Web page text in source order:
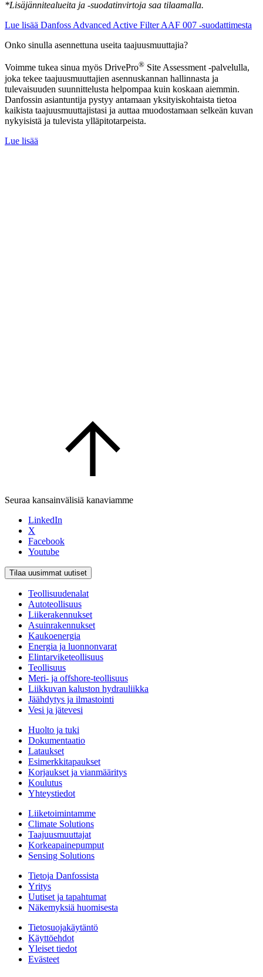
*Lisäjännitealueita ja -suodatinvirtoja saa tilaamalla.
Lue lisää Danfoss Advanced Active Filter AAF 007 -suodattimesta
Onko sinulla asennettuna useita taajuusmuuttajia?
Voimme tukea sinua myös DrivePro® Site Assessment -palvelulla,
joka tekee taajuusmuuttajien asennuskannan hallinnasta ja
tulevaisuuden suunnittelusta helpompaa kuin koskaan aiemmin.
Danfossin asiantuntija pystyy antamaan yksityiskohtaista tietoa
kaikista taajuusmuuttajistasi ja auttaa muodostamaan selkeän kuvan
nykyisistä ja tulevista ylläpitotarpeista.
Lue lisää
Seuraa kansainvälisiä kanaviamme
LinkedIn
X
Facebook
Youtube
Tilaa uusimmat uutiset
Teollisuudenalat
Autoteollisuus
Liikerakennukset
Asuinrakennukset
Kaukoenergia
Energia ja luonnonvarat
Elintarviketeollisuus
Teollisuus
Meri- ja offshore-teollisuus
Liikkuvan kaluston hydrauliikka
Jäähdytys ja ilmastointi
Vesi ja jätevesi
Huolto ja tuki
Dokumentaatio
Lataukset
Esimerkkitapaukset
Korjaukset ja vianmääritys
Koulutus
Yhteystiedot
Liiketoimintamme
Climate Solutions
Taajuusmuuttajat
Korkeapainepumput
Sensing Solutions
Tietoja Danfossista
Yritys
Uutiset ja tapahtumat
Näkemyksiä huomisesta
Tietosuojakäytäntö
Käyttöehdot
Yleiset tiedot
Evästeet